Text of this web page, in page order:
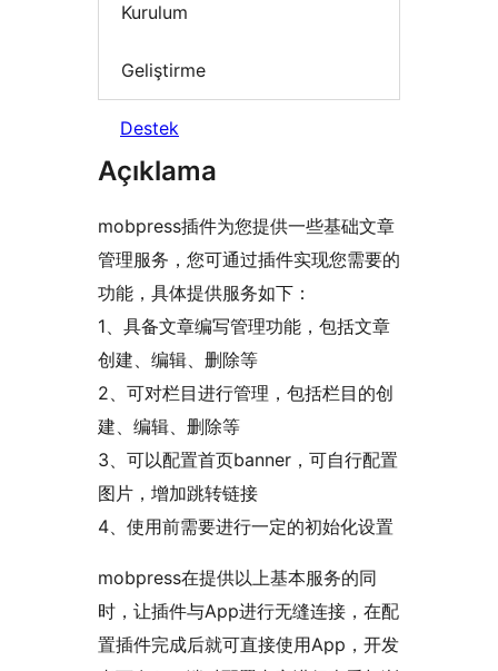
Kurulum
Geliştirme
Destek
Açıklama
mobpress插件为您提供一些基础文章
管理服务，您可通过插件实现您需要的
功能，具体提供服务如下：
1、具备文章编写管理功能，包括文章
创建、编辑、删除等
2、可对栏目进行管理，包括栏目的创
建、编辑、删除等
3、可以配置首页banner，可自行配置
图片，增加跳转链接
4、使用前需要进行一定的初始化设置
mobpress在提供以上基本服务的同
时，让插件与App进行无缝连接，在配
置插件完成后就可直接使用App，开发